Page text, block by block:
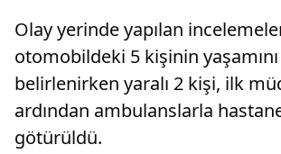
Olay yerinde yapılan
otomobildeki 5 kişinin
belirlenirken yaralı 2 kişi, ilk
ardından ambulanslarla
götürüldü.